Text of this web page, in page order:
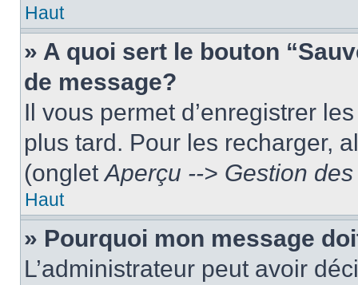
Haut
» A quoi sert le bouton
de message?
Il vous permet d’enregistrer
plus tard. Pour les recharger,
(ongletAperçu --> Gestion
Haut
» Pourquoi mon message
L’administrateur peut avoir